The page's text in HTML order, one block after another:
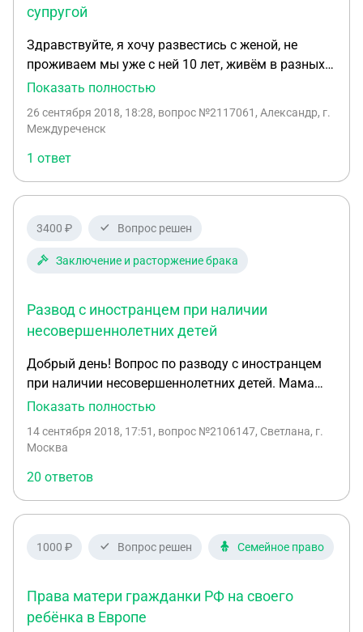
мои права? И может подскажете конкретных
супругой
Здравствуйте, я хочу развестись с женой, не
проживаем мы уже с ней 10 лет, живём в разных
городах, ее контактов я не знаю. Подал заявление
контактный номер телефона, так как мы с ней
ее не могу найти. Подскажите пожалуйста,
возможно ли мне развестись в одностороннем
порядке, без жены и сколько времени для этого
Показать полностью
26 сентября 2018, 18:28, вопрос №2117061, Александр, г.
Междуреченск
1 ответ
3400 ₽ Вопрос решен
Заключение и расторжение брака
Развод с иностранцем при наличии
несовершеннолетних детей
Добрый день! Вопрос по разводу с иностранцем
при наличии несовершеннолетних детей. Мама
россиянка, папа голландец. У детей паспорта
был заключен в Испании, в России не
года) в Испании, мама с детьми на данный
момент живет в Испании, где дети посещают
школу. Папа живет половину месяца в Голландии,
половину в Испании. Один из детей прописан в
России, второй нет. Мама прописана в России.
и вернуться в Россию на ПМЖ. Папа согласен с
разводом, но хочет, чтобы мама жила с детьми в
Показать полностью
14 сентября 2018, 17:51 , вопрос №2106147, Светлана, г.
Москва
20 ответов
1000 ₽ Вопрос решен Семейное право
Права матери гражданки РФ на своего
ребёнка в Европе